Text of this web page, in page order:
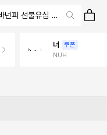
피 선불유심 소액급전 내구
너
쿠폰
NUH